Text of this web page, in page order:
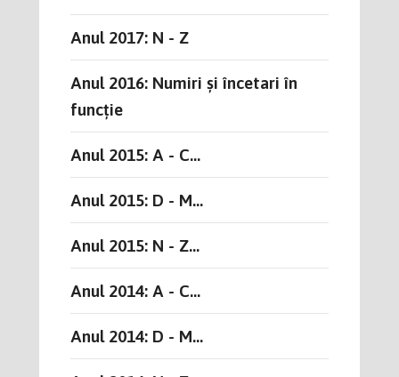
Anul 2017: N - Z
Anul 2016: Numiri și încetari în
funcție
Anul 2015: A - C...
Anul 2015: D - M...
Anul 2015: N - Z...
Anul 2014: A - C...
Anul 2014: D - M...